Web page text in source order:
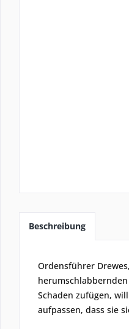
Beschreibung
Ordensführer
Schaden zufügen,
aufpassen, dass sie